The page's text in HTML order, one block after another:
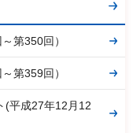
第350回）
第359回）
(平成27年12月12